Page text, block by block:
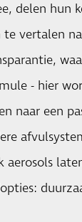
delen hun
vertalen
- hier
naar een